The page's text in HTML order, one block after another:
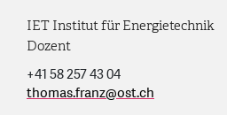
IET Institut für Energietechnik
Dozent
+41 58 257 43 04
thomas.franz@ost.ch